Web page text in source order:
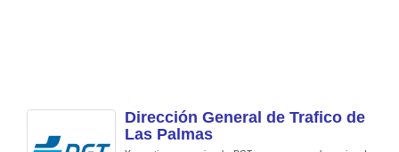
Dirección General de Trafico de
Las Palmas